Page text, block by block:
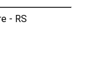
- RS